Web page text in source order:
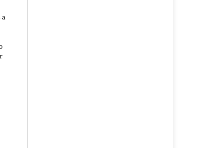
a